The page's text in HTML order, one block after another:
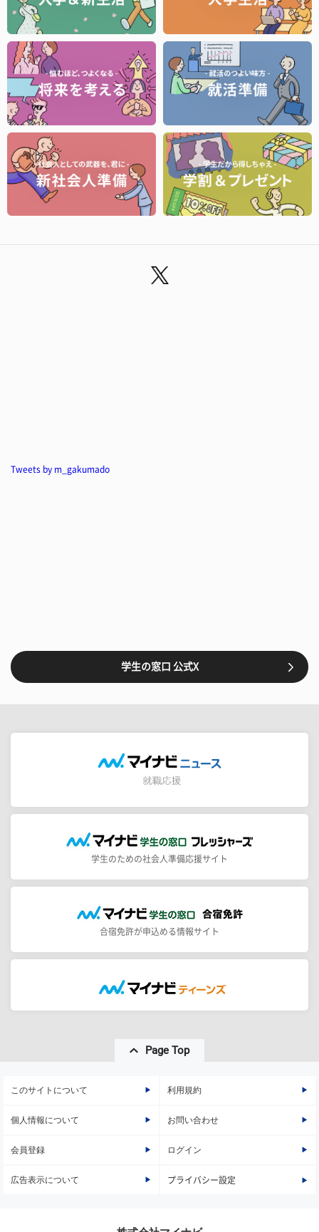
Tweets by m_gakumado
学生の窓口 公式X
学生のための社会人準備応援サイト
合宿免許が申込める情報サイト
Page Top
このサイトについて 利用規約
個人情報について お問い合わせ
会員登録 ログイン
広告表示について プライバシー設定